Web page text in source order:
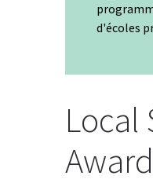
d'écoles
Local
Award